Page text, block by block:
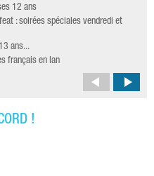
12 ans
: soirées spéciales vendredi et
ans...
français en lan
!